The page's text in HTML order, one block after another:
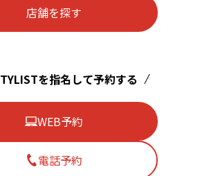
店舗を探す
を指名して予約する
WEB予約
電話予約